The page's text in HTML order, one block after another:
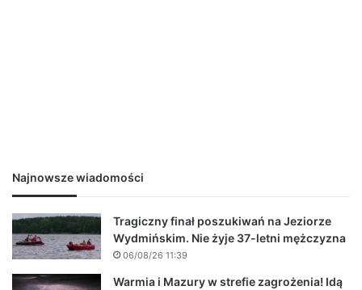
Najnowsze wiadomości
Tragiczny finał poszukiwań na Jeziorze
Wydmińskim. Nie żyje 37-letni mężczyzna
06/08/26 11:39
Warmia i Mazury w strefie zagrożenia! Idą